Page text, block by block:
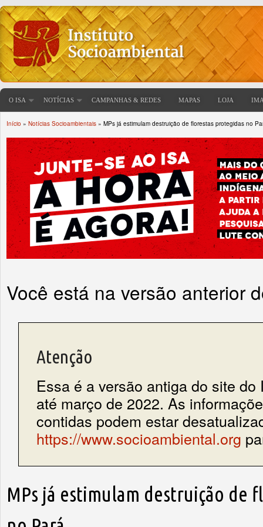
O ISA NOTÍCIAS CAMPANHAS & REDES MAPAS LOJA
Início » Notícias Socioambientais » MPs já estimulam destruição de florestas protegidas no
Você está na versão anterior
Atenção
Essa é a versão antiga do site do
até março de 2022. As
contidas podem estar
https://www.socioambiental.org
MPs já estimulam destruição de